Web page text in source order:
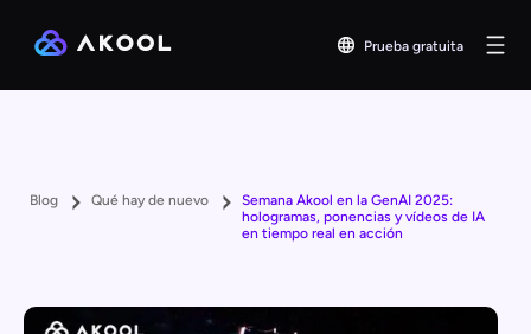
Prueba gratuita
Blog Qué hay de nuevo
Semana Akool en la GenAI 2025:
hologramas, ponencias y vídeos de IA
en tiempo real en acción